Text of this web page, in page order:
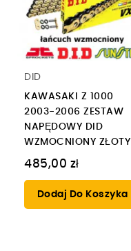
DID
KAWASAKI Z 1000
2003-2006 ZESTAW
NAPĘDOWY DID
WZMOCNIONY ZŁOTY
485,00 zł
Dodaj Do Koszyka